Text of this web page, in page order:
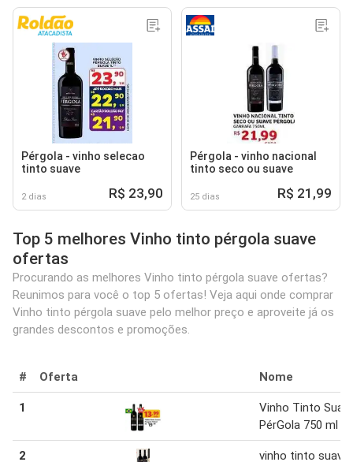
Pérgola - vinho selecao
tinto suave
2 dias R$ 23,90
Pérgola - vinho nacional
tinto seco ou suave
25 dias R$ 21,99
Top 5 melhores Vinho tinto pérgola suave
ofertas
Procurando as melhores Vinho tinto pérgola suave ofertas?
Reunimos para você o top 5 ofertas! Veja aqui onde comprar
Vinho tinto pérgola suave pelo melhor preço e aproveite já os
grandes descontos e promoções.
# Oferta Nome
1
Vinho Tinto
PérGola 750 ml
2 vinho tinto suave